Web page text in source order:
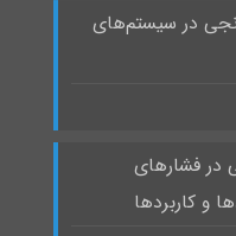
در سیستم‌های
در فشارهای
و کاربردها